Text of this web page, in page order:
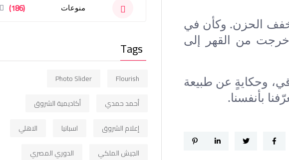
الحزن. وكأن في
من القهر إلى
وحكايةٍ عن طبيعة
بأنفسنا.
منوعات (186)
Tags
Flourish
Photo Slider
أحمد حمدي
أكاديمية الشروق
إعلام الشروق
اسبانيا
الاهلي
الجيش الملكي
الدوري المصري